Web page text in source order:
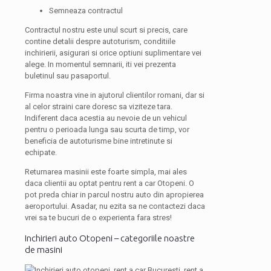
Semneaza contractul
Contractul nostru este unul scurt si precis, care
contine detalii despre autoturism, conditiile
inchirierii, asigurari si orice optiuni suplimentare vei
alege. In momentul semnarii, iti vei prezenta
buletinul sau pasaportul.
Firma noastra vine in ajutorul clientilor romani, dar si
al celor straini care doresc sa viziteze tara.
Indiferent daca acestia au nevoie de un vehicul
pentru o perioada lunga sau scurta de timp, vor
beneficia de autoturisme bine intretinute si
echipate.
Returnarea masinii este foarte simpla, mai ales
daca clientii au optat pentru rent a car Otopeni. O
pot preda chiar in parcul nostru auto din apropierea
aeroportului. Asadar, nu ezita sa ne contactezi daca
vrei sa te bucuri de o experienta fara stres!
Inchirieri auto Otopeni – categoriile noastre
de masini